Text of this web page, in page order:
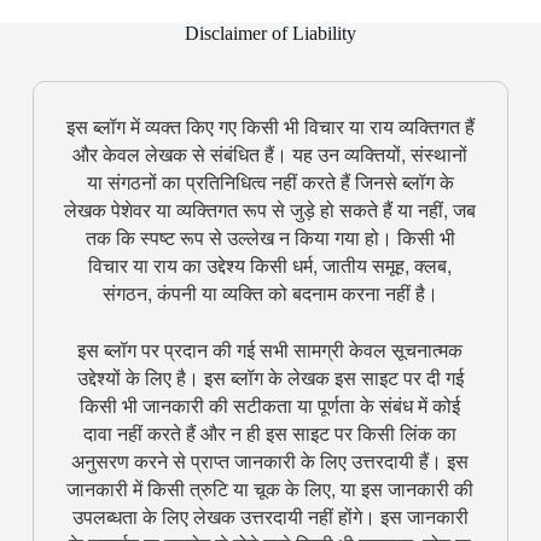
Disclaimer of Liability
इस ब्लॉग में व्यक्त किए गए किसी भी विचार या राय व्यक्तिगत हैं
और केवल लेखक से संबंधित हैं। यह उन व्यक्तियों, संस्थानों
या संगठनों का प्रतिनिधित्व नहीं करते हैं जिनसे ब्लॉग के
लेखक पेशेवर या व्यक्तिगत रूप से जुड़े हो सकते हैं या नहीं, जब
तक कि स्पष्ट रूप से उल्लेख न किया गया हो। किसी भी
विचार या राय का उद्देश्य किसी धर्म, जातीय समूह, क्लब,
संगठन, कंपनी या व्यक्ति को बदनाम करना नहीं है।
इस ब्लॉग पर प्रदान की गई सभी सामग्री केवल सूचनात्मक
उद्देश्यों के लिए है। इस ब्लॉग के लेखक इस साइट पर दी गई
किसी भी जानकारी की सटीकता या पूर्णता के संबंध में कोई
दावा नहीं करते हैं और न ही इस साइट पर किसी लिंक का
अनुसरण करने से प्राप्त जानकारी के लिए उत्तरदायी हैं। इस
जानकारी में किसी त्रुटि या चूक के लिए, या इस जानकारी की
उपलब्धता के लिए लेखक उत्तरदायी नहीं होंगे। इस जानकारी